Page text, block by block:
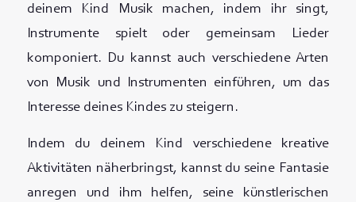
deinem Kind Musik machen, indem ihr singt,
Instrumente spielt oder gemeinsam Lieder
komponiert. Du kannst auch verschiedene Arten
von Musik und Instrumenten einführen, um das
Interesse deines Kindes zu steigern.
Indem du deinem Kind verschiedene kreative
Aktivitäten näherbringst, kannst du seine Fantasie
anregen und ihm helfen, seine künstlerischen